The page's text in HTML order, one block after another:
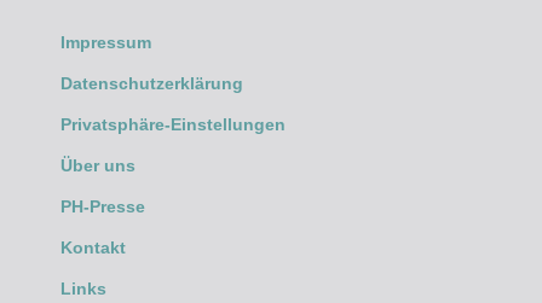
Impressum
Datenschutzerklärung
Privatsphäre-Einstellungen
Über uns
PH-Presse
Kontakt
Links